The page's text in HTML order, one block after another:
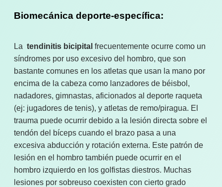
Biomecánica deporte-específica:
La tendinitis bicipital frecuentemente ocurre como un
síndromes por uso excesivo del hombro, que son
bastante comunes en los atletas que usan la mano por
encima de la cabeza como lanzadores de béisbol,
nadadores, gimnastas, aficionados al deporte raqueta
(ej: jugadores de tenis), y atletas de remo/piragua. El
trauma puede ocurrir debido a la lesión directa sobre el
tendón del bíceps cuando el brazo pasa a una
excesiva abducción y rotación externa. Este patrón de
lesión en el hombro también puede ocurrir en el
hombro izquierdo en los golfistas diestros. Muchas
lesiones por sobreuso coexisten con cierto grado